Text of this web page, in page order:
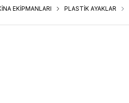
EKİPMANLARI PLASTİK AYAKLAR